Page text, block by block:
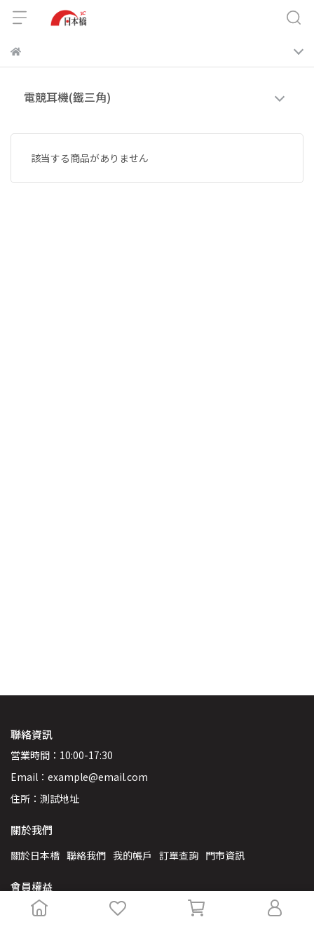
電競耳機(鐵三角)
該当する商品がありません
聯絡資訊
営業時間：10:00-17:30
Email：example@email.com
住所：測試地址
關於我們
關於日本橋 聯絡我們 我的帳戶 訂單查詢 門市資訊
會員權益
VIP專屬福利 會員條款 隱私權政策 服務條款